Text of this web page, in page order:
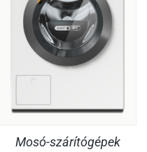
Mosó-szárítógépek